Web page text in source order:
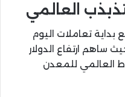
العالمي
تعاملات اليوم
ساهم ارتفاع الدولار
العالمي للمعدن